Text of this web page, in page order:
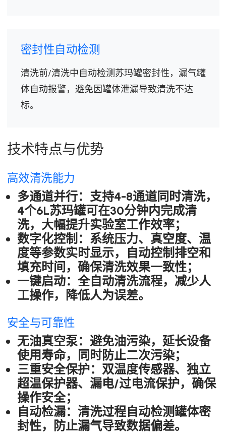
密封性自动检测
清洗前/清洗中自动检测苏玛罐密封性，漏气罐
体自动报警，避免因罐体泄漏导致清洗不达
标。
技术特点与优势
高效清洗能力
多通道并行：支持4-8通道同时清洗，
4个6L苏玛罐可在30分钟内完成清
洗，大幅提升实验室工作效率；
数字化控制：系统压力、真空度、温
度等参数实时显示，自动控制排空和
填充时间，确保清洗效果一致性；
一键启动：全自动清洗流程，减少人
工操作，降低人为误差。
安全与可靠性
无油真空泵：避免油污染，延长设备
使用寿命，同时防止二次污染；
三重安全保护：双温度传感器、独立
超温保护器、漏电/过电流保护，确保
操作安全；
自动检漏：清洗过程自动检测罐体密
封性，防止漏气导致数据偏差。